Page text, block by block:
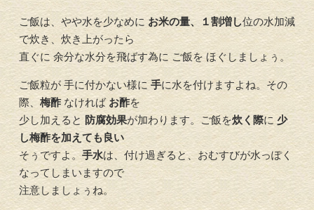
ご飯は、やや水を少なめにお米の量、１割増し位の水加減
で炊き、炊き上がったら
直ぐに 余分な水分を飛ばす為に ご飯を ほぐしましょぅ。
ご飯粒が 手に付かない様に手に水を付けますよね。その
際、 梅酢 なければ お酢を
少し加えると 防腐効果が加わります。ご飯を炊く際に 少
し梅酢を加えても良い
そぅですよ。 手水は、付け過ぎると、おむすびが水っぽく
なってしまいますので
注意しましょぅね。